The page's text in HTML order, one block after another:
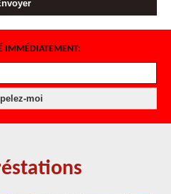
IMMÉDIATEMENT: